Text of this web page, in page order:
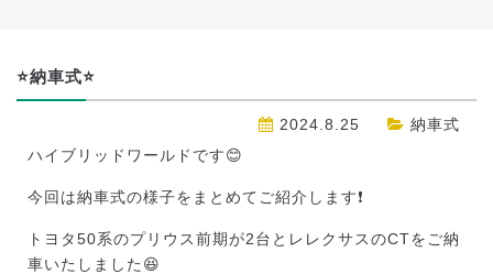
⭐納車式⭐
2024.8.25
納車式
ハイブリッドワールドです😊
今回は納車式の様子をまとめてご紹介します❗
トヨタ50系のプリウス前期が2台とレレクサスのCTをご納
車いたしました😆